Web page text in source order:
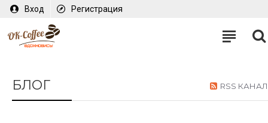
Вход Регистрация
БЛОГ RSS КАНАЛ